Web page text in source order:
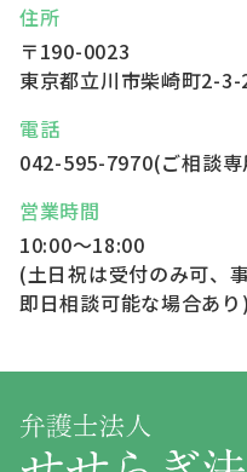
住所
〒190-0023
東京都立川市柴崎町2-3-
電話
042-595-7970(ご相談専
営業時間
10:00～18:00
(土日祝は受付のみ可、
即日相談可能な場合あり)